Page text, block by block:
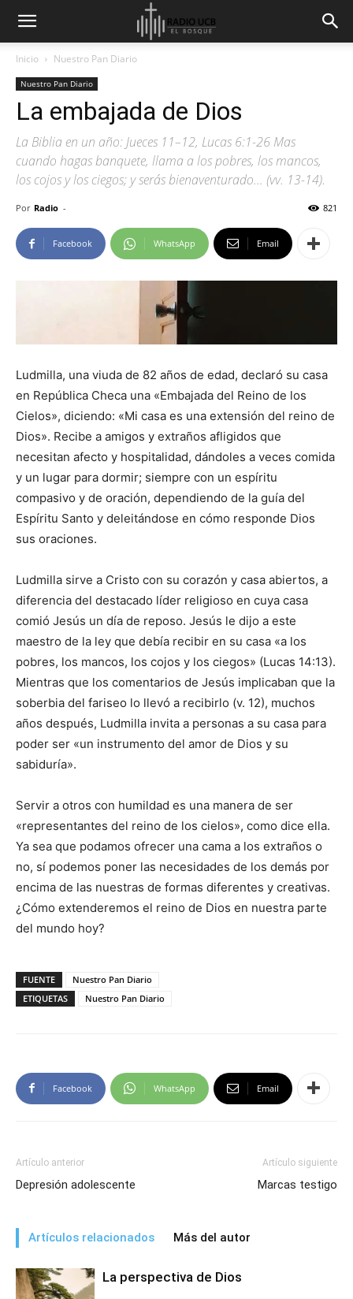
Inicio Nuestro Pan Diario
Nuestro Pan Diario
La embajada de Dios
La Biblia en un año: Jueces 11–12, Lucas 6:1-26 Mas
cuando hagas banquete, llama a los pobres, los mancos,
los cojos y los ciegos; y serás bienaventurado… (vv. 13-14).
Por Radio - 821
Facebook WhatsApp Email
Ludmilla, una viuda de 82 años de edad, declaró su casa
en República Checa una «Embajada del Reino de los
Cielos», diciendo: «Mi casa es una extensión del reino de
Dios». Recibe a amigos y extraños afligidos que
necesitan afecto y hospitalidad, dándoles a veces comida
y un lugar para dormir; siempre con un espíritu
compasivo y de oración, dependiendo de la guía del
Espíritu Santo y deleitándose en cómo responde Dios
sus oraciones.
Ludmilla sirve a Cristo con su corazón y casa abiertos, a
diferencia del destacado líder religioso en cuya casa
comió Jesús un día de reposo. Jesús le dijo a este
maestro de la ley que debía recibir en su casa «a los
pobres, los mancos, los cojos y los ciegos» (Lucas 14:13).
Mientras que los comentarios de Jesús implicaban que la
soberbia del fariseo lo llevó a recibirlo (v. 12), muchos
años después, Ludmilla invita a personas a su casa para
poder ser «un instrumento del amor de Dios y su
sabiduría».
Servir a otros con humildad es una manera de ser
«representantes del reino de los cielos», como dice ella.
Ya sea que podamos ofrecer una cama a los extraños o
no, sí podemos poner las necesidades de los demás por
encima de las nuestras de formas diferentes y creativas.
¿Cómo extenderemos el reino de Dios en nuestra parte
del mundo hoy?
FUENTE
Nuestro Pan Diario
ETIQUETAS
Nuestro Pan Diario
Facebook WhatsApp Email
Artículo anterior
Depresión adolescente
Artículo siguiente
Marcas testigo
Artículos relacionados Más del autor
La perspectiva de Dios